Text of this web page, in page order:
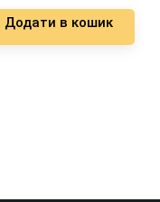
Додати в кошик